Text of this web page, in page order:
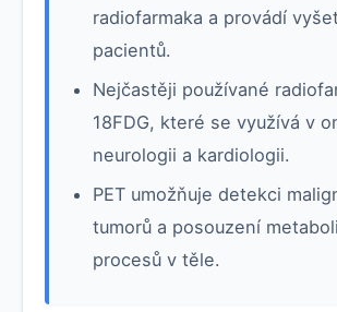
radiofarmaka a provádí
pacientů.
Nejčastěji používané
18FDG, které se využívá v
neurologii a kardiologii.
PET umožňuje detekci
tumorů a posouzení
procesů v těle.